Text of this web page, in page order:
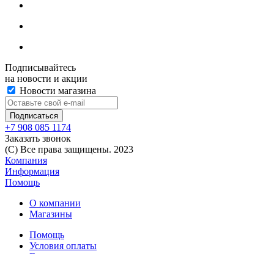
Подписывайтесь
на новости и акции
Новости магазина
+7 908 085 1174
Заказать звонок
(C) Все права защищены. 2023
Компания
Информация
Помощь
О компании
Магазины
Помощь
Условия оплаты